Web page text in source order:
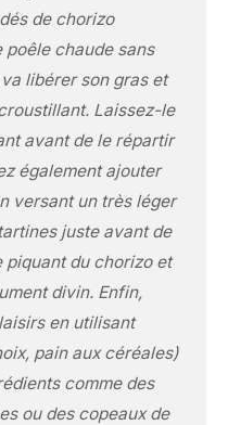
de chorizo
poêle chaude sans
libérer son gras et
Laissez-le
avant de le répartir
également ajouter
versant un très léger
juste avant de
du chorizo et
divin. Enfin,
en utilisant
pain aux céréales)
comme des
ou des copeaux de